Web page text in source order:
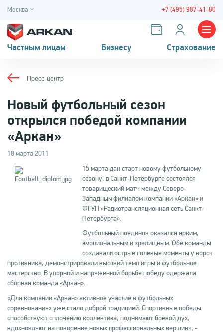
Москва +7 (495) 987-41-80
Частным лицам Бизнесу Страхование
Пресс-центр
Новый футбольный сезон
открылся победой компании
«Аркан»
18 марта 2011
15 марта дан старт новому футбольному
сезону: в Санкт-Петербурге состоялся
товарищеский матч между Северо-
Западным филиалом компании «Аркан» и
ФГУП «Радиотрансляционная сеть Санкт-
Петербурга».
Футбольный поединок оказался ярким,
эмоциональным и зрелищным. Обе команды
создавали острые голевые моменты у ворот
противника, демонстрировали высокий темп игры и футбольное
мастерство. В упорной и напряженной борьбе победу одержала
сборная команда «Аркан».
«Для компании «Аркан» активное участие в футбольных
соревнованиях уже стало доброй традицией. Спортивные победы
способствуют сплочению коллектива, поднимают боевой дух,
вдохновляют на покорение новых профессиональных вершин», -